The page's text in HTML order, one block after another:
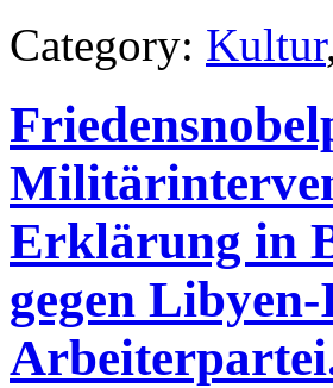
Category: Kultur
Erklärung in
gegen